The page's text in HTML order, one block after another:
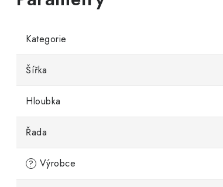
Kategorie
Šířka
Hloubka
Řada
? Výrobce